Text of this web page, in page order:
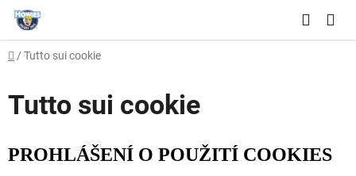
Vai
contenuto
Casa
/ Tutto sui cookie
Tutto sui cookie
PROHLÁŠENÍ O POUŽITÍ COOKIES